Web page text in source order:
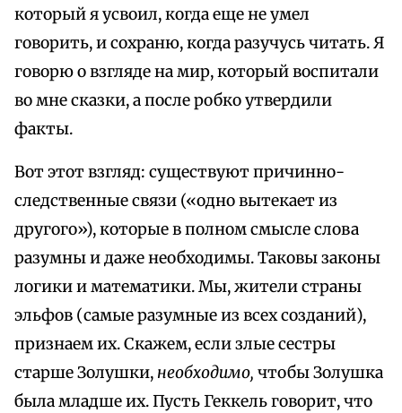
который я усвоил, когда еще не умел
говорить, и сохраню, когда разучусь читать. Я
говорю о взгляде на мир, который воспитали
во мне сказки, а после робко утвердили
факты.
Вот этот взгляд: существуют причинно-
следственные связи («одно вытекает из
другого»), которые в полном смысле слова
разумны и даже необходимы. Таковы законы
логики и математики. Мы, жители страны
эльфов (самые разумные из всех созданий),
признаем их. Скажем, если злые сестры
старше Золушки, необходимо, чтобы Золушка
была младше их. Пусть Геккель говорит, что